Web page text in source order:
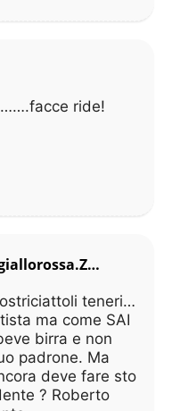
ride!
Gaetano da sarno giallorossa.ZANIOLO NON SI TOCCA
teneri…
ma come SAI
birra e non
padrone. Ma
deve fare sto
? Roberto